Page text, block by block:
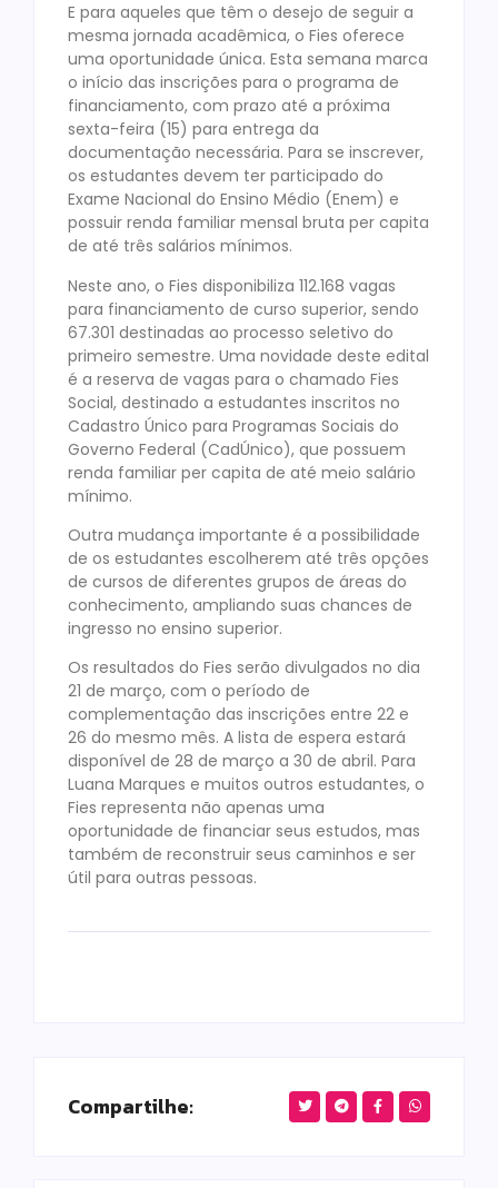
E para aqueles que têm o desejo de seguir a
mesma jornada acadêmica, o Fies oferece
uma oportunidade única. Esta semana marca
o início das inscrições para o programa de
financiamento, com prazo até a próxima
sexta-feira (15) para entrega da
documentação necessária. Para se inscrever,
os estudantes devem ter participado do
Exame Nacional do Ensino Médio (Enem) e
possuir renda familiar mensal bruta per capita
de até três salários mínimos.
Neste ano, o Fies disponibiliza 112.168 vagas
para financiamento de curso superior, sendo
67.301 destinadas ao processo seletivo do
primeiro semestre. Uma novidade deste edital
é a reserva de vagas para o chamado Fies
Social, destinado a estudantes inscritos no
Cadastro Único para Programas Sociais do
Governo Federal (CadÚnico), que possuem
renda familiar per capita de até meio salário
mínimo.
Outra mudança importante é a possibilidade
de os estudantes escolherem até três opções
de cursos de diferentes grupos de áreas do
conhecimento, ampliando suas chances de
ingresso no ensino superior.
Os resultados do Fies serão divulgados no dia
21 de março, com o período de
complementação das inscrições entre 22 e
26 do mesmo mês. A lista de espera estará
disponível de 28 de março a 30 de abril. Para
Luana Marques e muitos outros estudantes, o
Fies representa não apenas uma
oportunidade de financiar seus estudos, mas
também de reconstruir seus caminhos e ser
útil para outras pessoas.
Compartilhe: